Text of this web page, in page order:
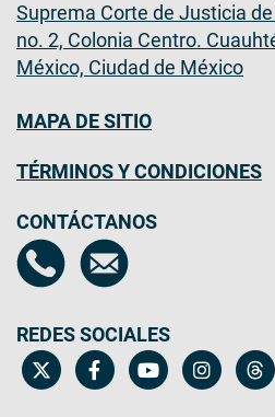
Suprema Corte de Justicia
no. 2, Colonia Centro.
México, Ciudad de México
MAPA DE SITIO
TÉRMINOS Y CONDICIONES
CONTÁCTANOS
REDES SOCIALES